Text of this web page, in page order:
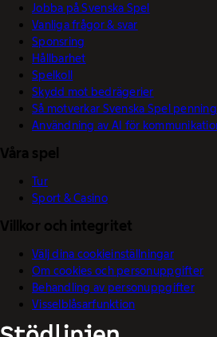
Jobba på Svenska Spel
Vanliga frågor & svar
Sponsring
Hållbarhet
Spelkoll
Skydd mot bedrägerier
Så motverkar Svenska Spel
Användning av AI för
Våra spel
Tur
Sport & Casino
Villkor och integritet
Välj dina cookieinställningar
Om cookies och personuppgifter
Behandling av personuppgifter
Visselblåsarfunktion